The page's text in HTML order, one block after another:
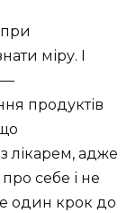
міру. І
—
продуктів
лікарем, адже
себе і не
один крок до